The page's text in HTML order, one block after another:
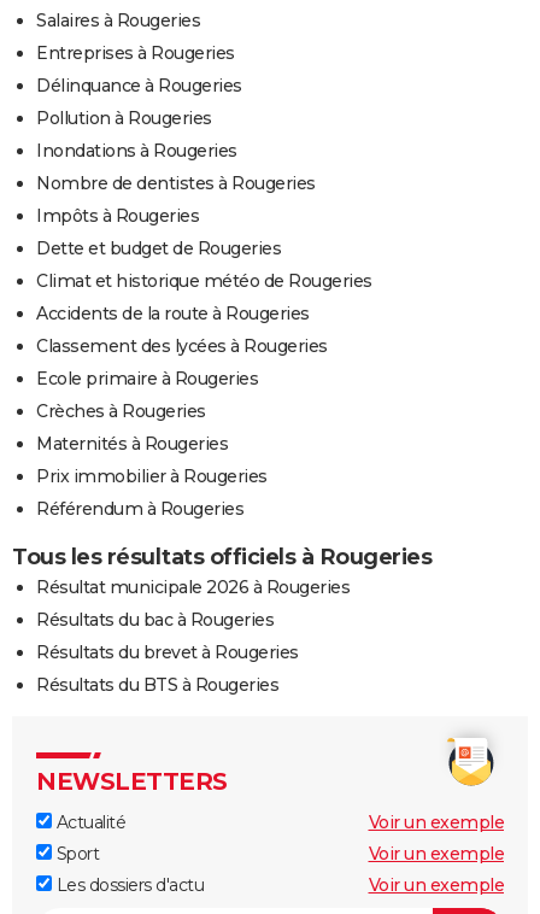
Salaires à Rougeries
Entreprises à Rougeries
Délinquance à Rougeries
Pollution à Rougeries
Inondations à Rougeries
Nombre de dentistes à Rougeries
Impôts à Rougeries
Dette et budget de Rougeries
Climat et historique météo de Rougeries
Accidents de la route à Rougeries
Classement des lycées à Rougeries
Ecole primaire à Rougeries
Crèches à Rougeries
Maternités à Rougeries
Prix immobilier à Rougeries
Référendum à Rougeries
Tous les résultats officiels à Rougeries
Résultat municipale 2026 à Rougeries
Résultats du bac à Rougeries
Résultats du brevet à Rougeries
Résultats du BTS à Rougeries
NEWSLETTERS
Actualité
Voir un exemple
Sport
Voir un exemple
Les dossiers d'actu
Voir un exemple